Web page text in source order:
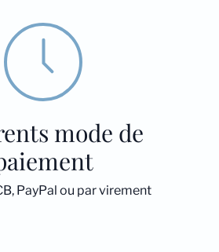
mode de
PayPal ou par virement